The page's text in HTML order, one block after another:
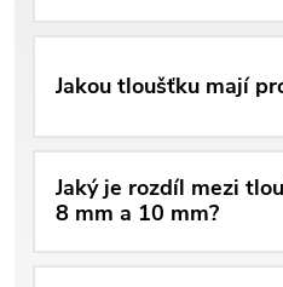
Jakou tloušťku mají
Jaký je rozdíl mezi
8 mm a 10 mm?